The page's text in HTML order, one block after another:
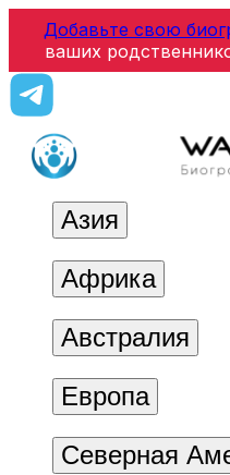
Добавьте свою
ваших
Азия
Африка
Австралия
Европа
Северная